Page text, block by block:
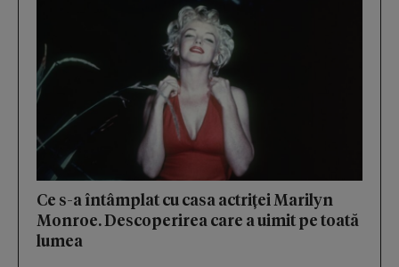
Ce s-a întâmplat cu casa actriței Marilyn
Monroe. Descoperirea care a uimit pe toată
lumea